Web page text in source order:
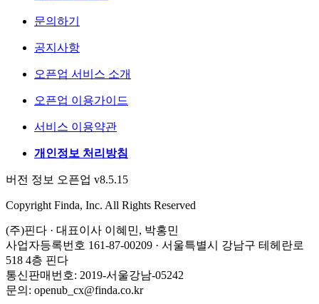
문의하기
공지사항
오픈업 서비스 소개
오픈업 이용가이드
서비스 이용약관
개인정보 처리방침
버전 정보 오픈업 v8.5.15
Copyright Finda, Inc. All Rights Reserved
(주)핀다 · 대표이사 이혜민, 박홍민
사업자등록번호 161-87-00209 · 서울특별시 강남구 테헤란로
518 4층 핀다
통신판매번호: 2019-서울강남-05242
문의: openub_cx@finda.co.kr